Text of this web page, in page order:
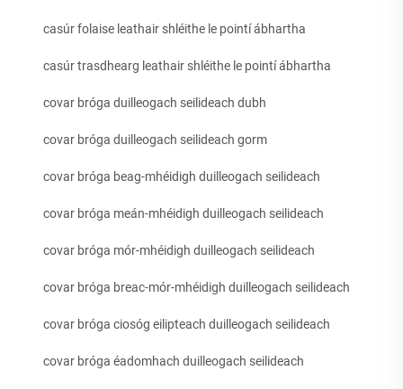
casúr folaise leathair shléithe le pointí ábhartha
casúr trasdhearg leathair shléithe le pointí ábhartha
covar bróga duilleogach seilideach dubh
covar bróga duilleogach seilideach gorm
covar bróga beag-mhéidigh duilleogach seilideach
covar bróga meán-mhéidigh duilleogach seilideach
covar bróga mór-mhéidigh duilleogach seilideach
covar bróga breac-mór-mhéidigh duilleogach seilideach
covar bróga ciosóg eilipteach duilleogach seilideach
covar bróga éadomhach duilleogach seilideach